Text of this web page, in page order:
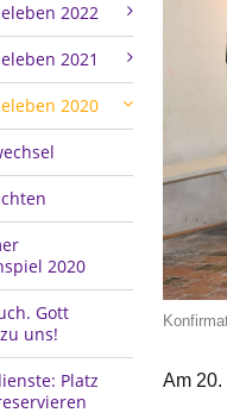
2022
2021
2020
2020
Gott
uns!
Platz
Am 20.